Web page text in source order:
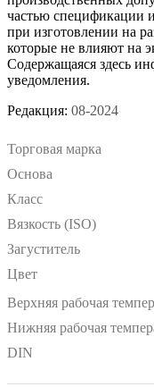
частью спецификации
при изготовлении на
которые не влияют на
Содержащаяся здесь
уведомления.
Редакция: 08-2024
Торговая марка
Основа
Класс
Вязкость (ISO)
Загуститель
Цвет
Верхняя рабочая
Нижняя рабочая
DIN